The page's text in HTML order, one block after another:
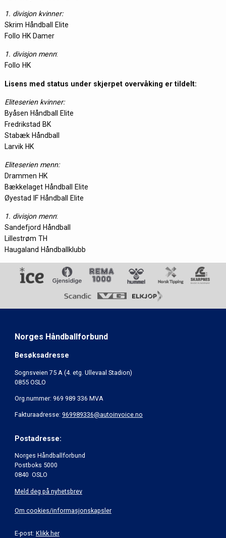
1. divisjon kvinner:
Skrim Håndball Elite
Follo HK Damer
1. divisjon menn:
Follo HK
Lisens med status under skjerpet overvåking er tildelt:
Eliteserien kvinner:
Byåsen Håndball Elite
Fredrikstad BK
Stabæk Håndball
Larvik HK
Eliteserien menn:
Drammen HK
Bækkelaget Håndball Elite
Øyestad IF Håndball Elite
1. divisjon menn:
Sandefjord Håndball
Lillestrøm TH
Haugaland Håndballklubb
Norges Håndballforbund
Besøksadresse
Sognsveien 75 A (4. etg. Ullevaal Stadion)
0855 OSLO
Org.nummer: 969 989 336 MVA
Fakturaadresse: 969989336@autoinvoice.no
Postadresse:
Norges Håndballforbund
Postboks 5000
0840 OSLO
Meld deg på nyhetsbrev
Om cookies/informasjonskapsler
E-post: Klikk her